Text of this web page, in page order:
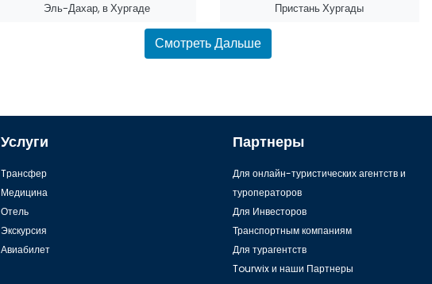
Эль-Дахар, в Хургаде Пристань Хургады
Смотреть Дальше
Услуги
Tрансфер
Медицина
Отель
Экскурсия
Авиабилет
Партнеры
Для онлайн-туристических агентств и
туроператоров
Для Инвесторов
Транспортным компаниям
Для турагентств
Tourwix и наши Партнеры